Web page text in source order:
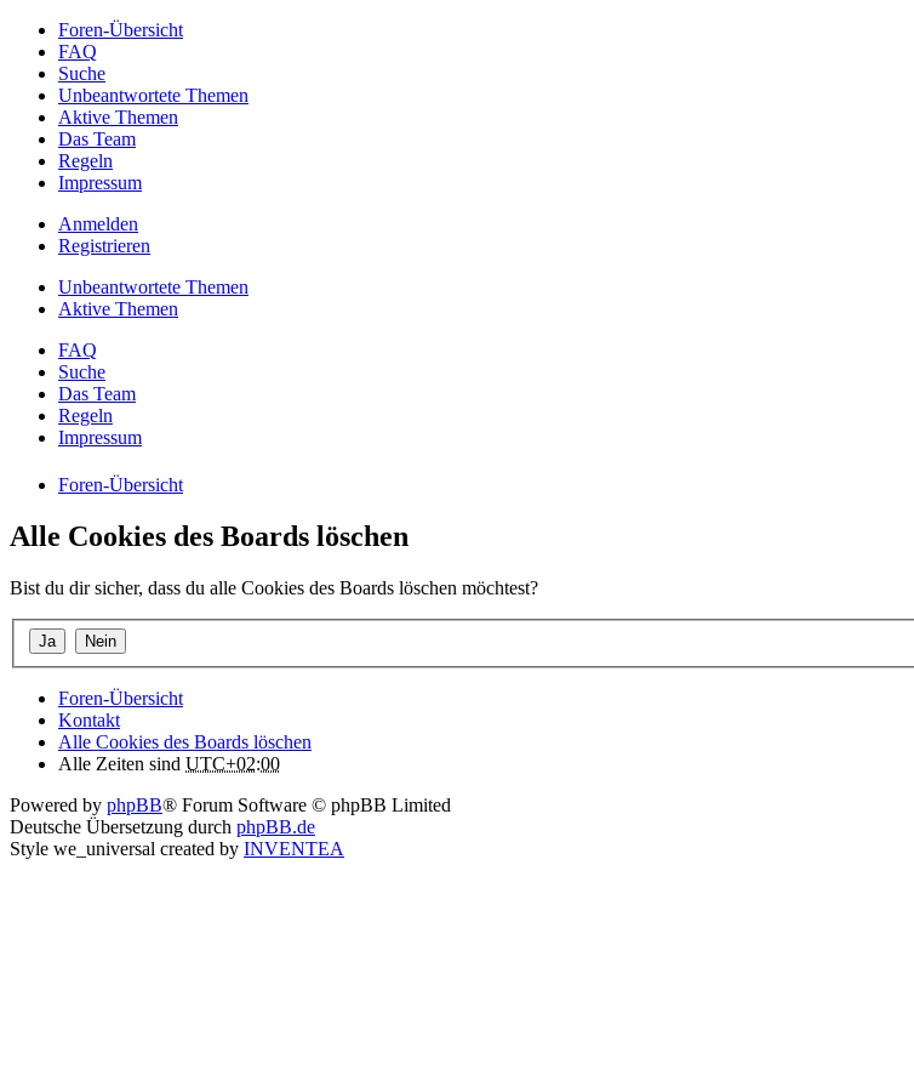
Foren-Übersicht
FAQ
Suche
Unbeantwortete Themen
Aktive Themen
Das Team
Regeln
Impressum
Anmelden
Registrieren
Unbeantwortete Themen
Aktive Themen
FAQ
Suche
Das Team
Regeln
Impressum
Foren-Übersicht
Alle Cookies des Boards löschen
Bist du dir sicher, dass du alle Cookies des Boards löschen möchtest?
Foren-Übersicht
Kontakt
Alle Cookies des Boards löschen
Alle Zeiten sind UTC+02:00
Powered by phpBB® Forum Software © phpBB Limited
Deutsche Übersetzung durch phpBB.de
Style we_universal created by INVENTEA